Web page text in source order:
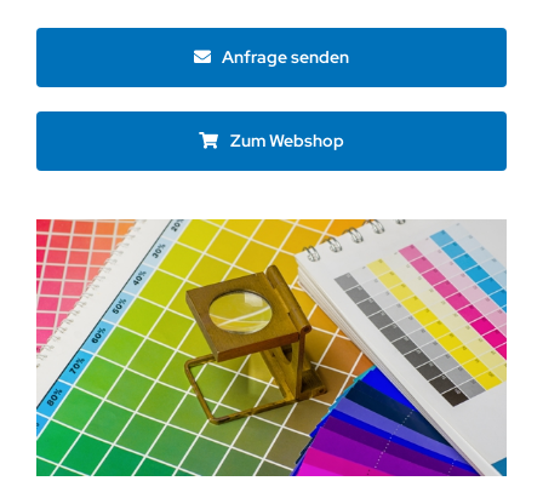
Anfrage senden
Zum Webshop